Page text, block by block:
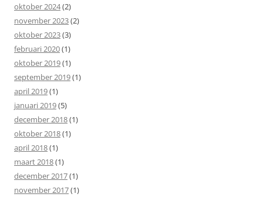
oktober 2024(2)
november 2023(2)
oktober 2023(3)
februari 2020(1)
oktober 2019(1)
september 2019(1)
april 2019(1)
januari 2019(5)
december 2018(1)
oktober 2018(1)
april 2018(1)
maart 2018(1)
december 2017(1)
november 2017(1)